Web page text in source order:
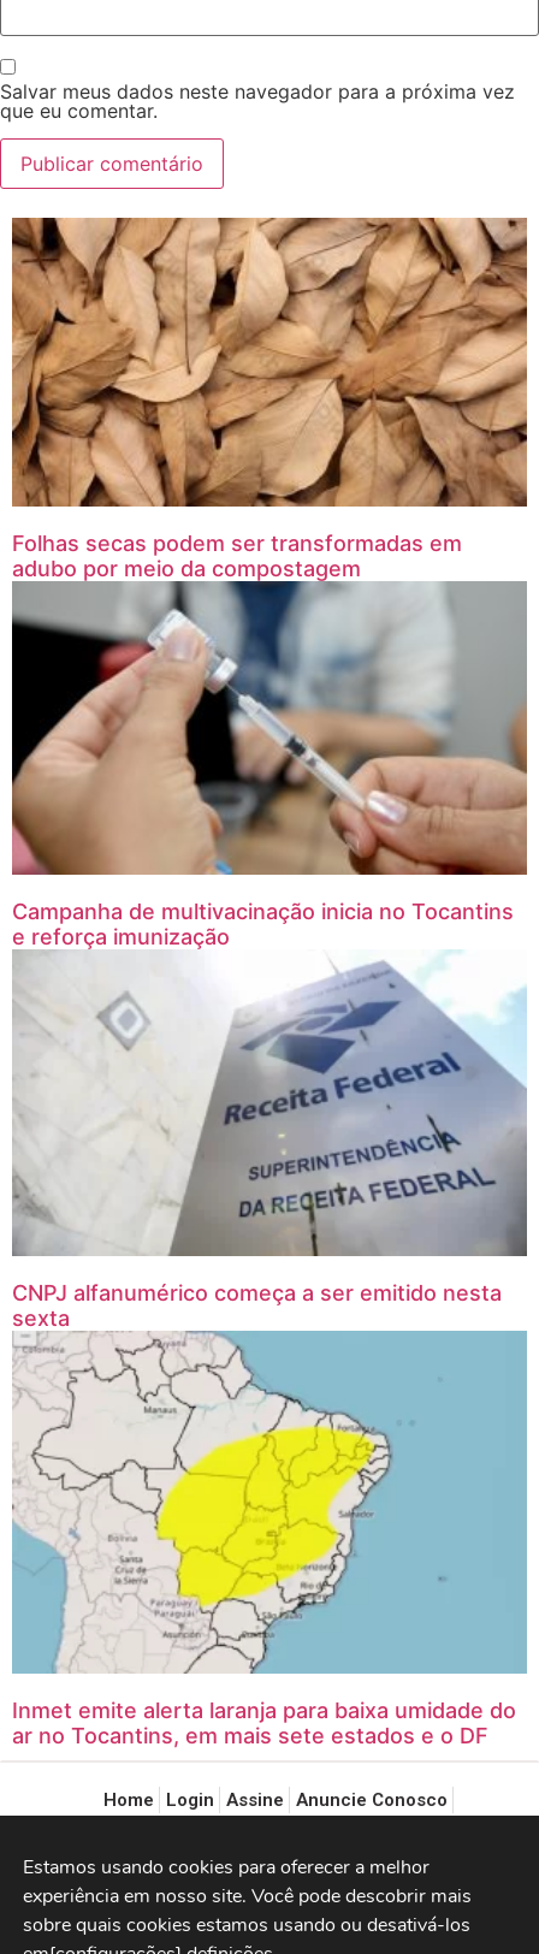
Salvar meus dados neste navegador para a próxima vez
que eu comentar.
Folhas secas podem ser transformadas em
adubo por meio da compostagem
Campanha de multivacinação inicia no Tocantins
e reforça imunização
CNPJ alfanumérico começa a ser emitido nesta
sexta
Inmet emite alerta laranja para baixa umidade do
ar no Tocantins, em mais sete estados e o DF
Home Login Assine
Anuncie Conosco
Copyright®2018 – 2022 – CP Notícias Cleiton Pinheiro.
E-mail: portalcpnoticias@gmail.com
Fone: (63) 98454-5055
Estamos usando cookies para oferecer a melhor
experiência em nosso site. Você pode descobrir mais
sobre quais cookies estamos usando ou desativá-los